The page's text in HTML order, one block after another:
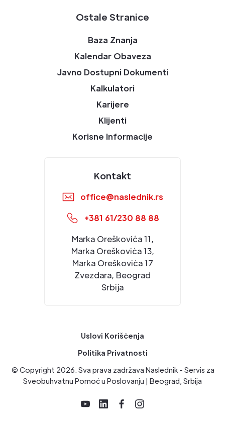
Ostale Stranice
Baza Znanja
Kalendar Obaveza
Javno Dostupni Dokumenti
Kalkulatori
Karijere
Klijenti
Korisne Informacije
Kontakt
office@naslednik.rs
+381 61/230 88 88
Marka Oreškovića 11,
Marka Oreškovića 13,
Marka Oreškovića 17
Zvezdara, Beograd
Srbija
Uslovi Korišćenja
Politika Privatnosti
© Copyright 2026. Sva prava zadržava Naslednik - Servis za
Sveobuhvatnu Pomoć u Poslovanju | Beograd, Srbija